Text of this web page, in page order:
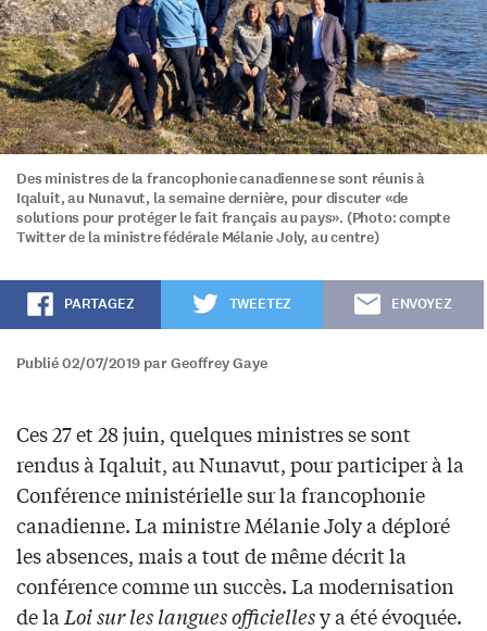
Des ministres de la francophonie canadienne se sont réunis à
Iqaluit, au Nunavut, la semaine dernière, pour discuter «de
solutions pour protéger le fait français au pays». (Photo: compte
Twitter de la ministre fédérale Mélanie Joly, au centre)
PARTAGEZ TWEETEZ ENVOYEZ
Publié 02/07/2019 par Geoffrey Gaye
Ces 27 et 28 juin, quelques ministres se sont
rendus à Iqaluit, au Nunavut, pour participer à la
Conférence ministérielle sur la francophonie
canadienne. La ministre Mélanie Joly a déploré
les absences, mais a tout de même décrit la
conférence comme un succès. La modernisation
de la Loi sur les langues officiellesy a été évoquée.